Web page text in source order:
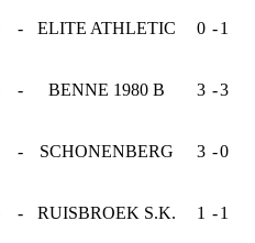
- ELITE ATHLETIC 0 -1
- BENNE 1980 B 3 -3
- SCHONENBERG 3 -0
- RUISBROEK S.K. 1 -1